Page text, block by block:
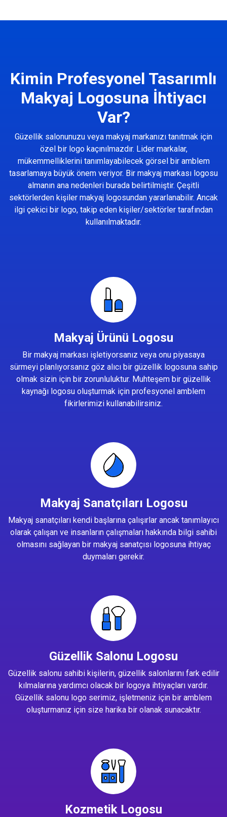
Kimin Profesyonel Tasarımlı
Makyaj Logosuna İhtiyacı
Var?
Güzellik salonunuzu veya makyaj markanızı tanıtmak için
özel bir logo kaçınılmazdır. Lider markalar,
mükemmelliklerini tanımlayabilecek görsel bir amblem
tasarlamaya büyük önem veriyor. Bir makyaj markası logosu
almanın ana nedenleri burada belirtilmiştir. Çeşitli
sektörlerden kişiler makyaj logosundan yararlanabilir. Ancak
ilgi çekici bir logo, takip eden kişiler/sektörler tarafından
kullanılmaktadır.
Makyaj Ürünü Logosu
Bir makyaj markası işletiyorsanız veya onu piyasaya
sürmeyi planlıyorsanız göz alıcı bir güzellik logosuna sahip
olmak sizin için bir zorunluluktur. Muhteşem bir güzellik
kaynağı logosu oluşturmak için profesyonel amblem
fikirlerimizi kullanabilirsiniz.
Makyaj Sanatçıları Logosu
Makyaj sanatçıları kendi başlarına çalışırlar ancak tanımlayıcı
olarak çalışan ve insanların çalışmaları hakkında bilgi sahibi
olmasını sağlayan bir makyaj sanatçısı logosuna ihtiyaç
duymaları gerekir.
Güzellik Salonu Logosu
Güzellik salonu sahibi kişilerin, güzellik salonlarını fark edilir
kılmalarına yardımcı olacak bir logoya ihtiyaçları vardır.
Güzellik salonu logo serimiz, işletmeniz için bir amblem
oluşturmanız için size harika bir olanak sunacaktır.
Kozmetik Logosu